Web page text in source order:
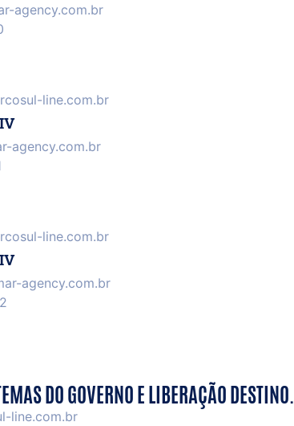
agency.com.br
line.com.br
agency.com.br
line.com.br
agency.com.br
DO GOVERNO E LIBERAÇÃO DESTINO.
line.com.br